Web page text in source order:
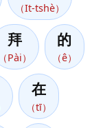
（It-tshè）
拜
（Pài）
的
（ê）
在
（tī）